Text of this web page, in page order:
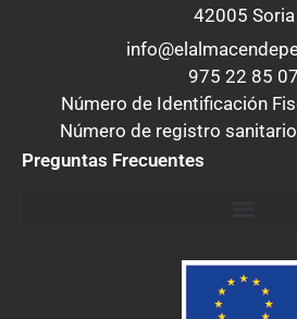
42005 Soria
975 22 85 07
Número de Identificación
Número de registro
Preguntas Frecuentes